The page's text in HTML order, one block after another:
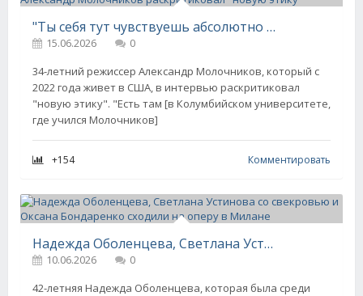
"Ты себя тут чувствуешь абсолютно асексуальным". Александр Молочников раскритиковал "новую этику"
15.06.2026
0
34-летний режиссер Александр Молочников, который с
2022 года живет в США, в интервью раскритиковал
"новую этику". "Есть там [в Колумбийском университете,
где учился Молочников]
+154 Комментировать
Надежда Оболенцева, Светлана Устинова со свекровью и Оксана Бондаренко сходили на оперу в Милане
10.06.2026
0
42-летняя Надежда Оболенцева, которая была среди